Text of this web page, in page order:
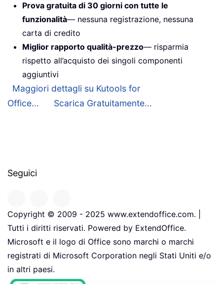
Prova gratuita di 30 giorni con tutte le
funzionalità— nessuna registrazione, nessuna
carta di credito
Miglior rapporto qualità-prezzo— risparmia
rispetto all’acquisto dei singoli componenti
aggiuntivi
Maggiori dettagli su Kutools for
Office...
Scarica Gratuitamente...
Seguici
Copyright © 2009 - 2025 www.extendoffice.com. |
Tutti i diritti riservati. Powered by ExtendOffice.
Microsoft e il logo di Office sono marchi o marchi
registrati di Microsoft Corporation negli Stati Uniti e/o
in altri paesi.